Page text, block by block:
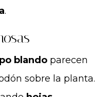
.
blando parecen
sobre la planta.